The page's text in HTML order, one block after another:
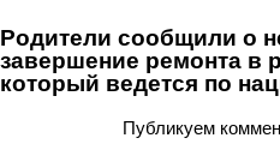
Родители сообщили о
завершение ремонта в
который ведется по
Публикуем